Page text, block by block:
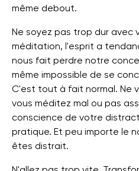
même debout.
Ne soyez pas trop dur avec
méditation, l'esprit a
nous fait perdre notre
même impossible de se
C'est tout à fait normal. Ne
vous méditez mal ou pas
conscience de votre
pratique. Et peu importe le
êtes distrait.